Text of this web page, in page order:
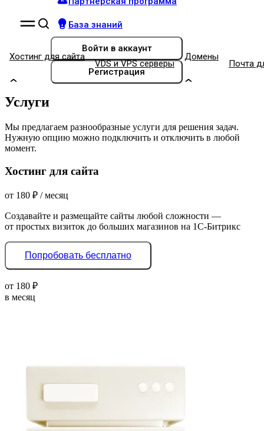
База знаний
Войти в аккаунт
Регистрация
Хостинг для сайта
VDS и VPS серверы
Домены
Почта
Услуги
Мы предлагаем разнообразные услуги для решения задач.
Нужную опцию можно подключить и отключить в любой
момент.
Хостинг для сайта
от 180 ₽ / месяц
Создавайте и размещайте сайты любой сложности —
от простых визиток до больших магазинов на 1С-Битрикс
Попробовать бесплатно
от 180 ₽
в месяц